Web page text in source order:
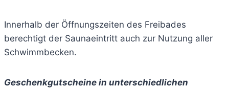
Innerhalb der Öffnungszeiten des Freibades
berechtigt der Saunaeintritt auch zur Nutzung aller
Schwimmbecken.
Geschenkgutscheine in unterschiedlichen